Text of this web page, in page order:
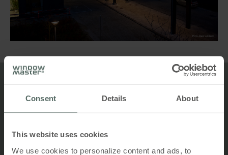
Consent Details About
This website uses cookies
We use cookies to personalize content and ads, to
Fordelene ved naturlig ventilasjon
Bedre plassutnyttelse